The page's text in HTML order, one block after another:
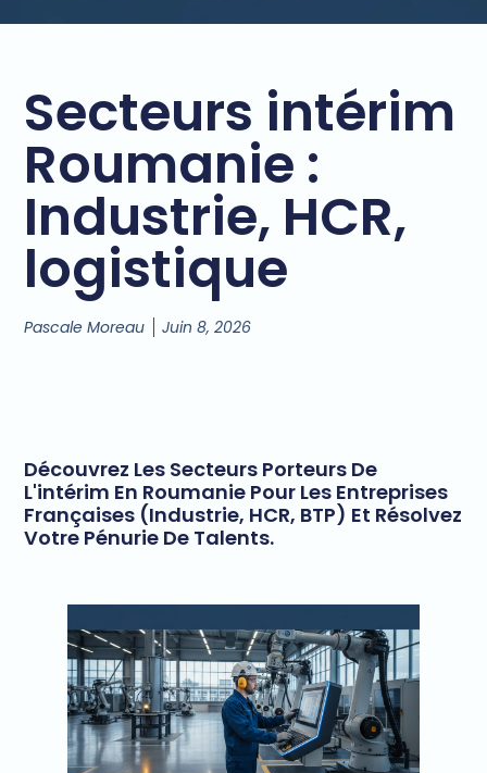
Secteurs intérim
Roumanie :
Industrie, HCR,
logistique
Pascale Moreau Juin 8, 2026
Découvrez Les Secteurs Porteurs De
L'intérim En Roumanie Pour Les Entreprises
Françaises (industrie, HCR, BTP) Et Résolvez
Votre Pénurie De Talents.